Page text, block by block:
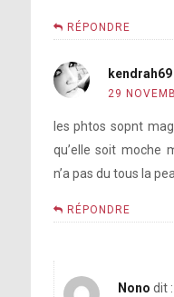
RÉPONDRE
kendrah69
29
les phtos sopnt
qu’elle soit moche
n’a pas du tous la
RÉPONDRE
Nono dit :